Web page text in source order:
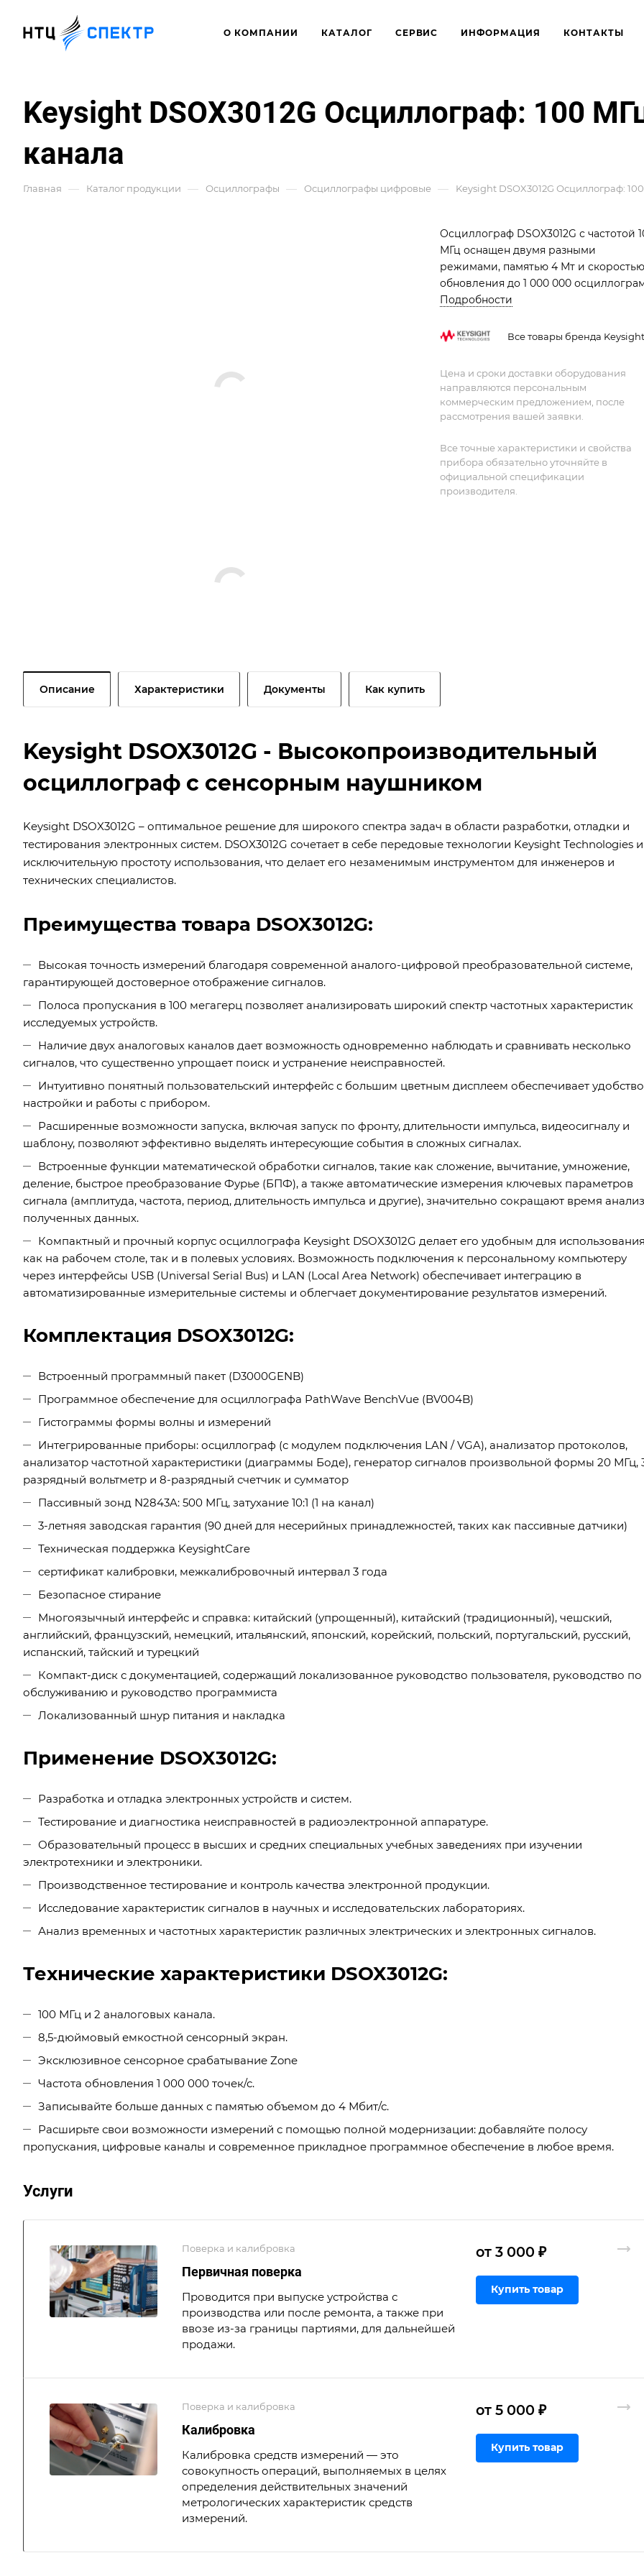
О КОМПАНИИ КАТАЛОГ СЕРВИС ИНФОРМАЦИЯ КОНТАКТЫ
Keysight DSOX3012G Осциллограф: 100
канала
Главная — Каталог продукции — Осциллографы — Осциллографы цифровые — Keysight DSOX3012G Осциллограф:
Осциллограф DSOX3012G с частотой
МГц оснащен двумя разными
режимами, памятью 4 Мт и скоростью
обновления до 1 000 000
в секунду. Он также включает в себя
дюймовый эмкостный сенсорный
обеспечение с функциями
гистограммы, осциллограммы и
измерений.
Подробности
Все товары бренда Keysight
Цена и сроки доставки оборудования
направляются персональным
коммерческим предложением, после
рассмотрения вашей заявки.
Все точные характеристики и свойства
прибора обязательно уточняйте в
официальной спецификации
производителя.
Описание Характеристики Документы Как купить
Keysight DSOX3012G - Высокопроизводительный
осциллограф с сенсорным наушником
Keysight DSOX3012G – оптимальное решение для широкого спектра задач в области разработки, отладки и
тестирования электронных систем. DSOX3012G сочетает в себе передовые технологии Keysight Technologies и
исключительную простоту использования, что делает его незаменимым инструментом для инженеров и
технических специалистов.
Преимущества товара DSOX3012G:
Высокая точность измерений благодаря современной аналого-цифровой преобразовательной системе,
гарантирующей достоверное отображение сигналов.
Полоса пропускания в 100 мегагерц позволяет анализировать широкий спектр частотных характеристик
исследуемых устройств.
Наличие двух аналоговых каналов дает возможность одновременно наблюдать и сравнивать несколько
сигналов, что существенно упрощает поиск и устранение неисправностей.
Интуитивно понятный пользовательский интерфейс с большим цветным дисплеем обеспечивает удобство
настройки и работы с прибором.
Расширенные возможности запуска, включая запуск по фронту, длительности импульса, видеосигналу и
шаблону, позволяют эффективно выделять интересующие события в сложных сигналах.
Встроенные функции математической обработки сигналов, такие как сложение, вычитание, умножение,
деление, быстрое преобразование Фурье (БПФ), а также автоматические измерения ключевых параметров
сигнала (амплитуда, частота, период, длительность импульса и другие), значительно сокращают время
полученных данных.
Компактный и прочный корпус осциллографа Keysight DSOX3012G делает его удобным для
как на рабочем столе, так и в полевых условиях. Возможность подключения к персональному компьютеру
через интерфейсы USB (Universal Serial Bus) и LAN (Local Area Network) обеспечивает интеграцию в
автоматизированные измерительные системы и облегчает документирование результатов измерений.
Комплектация DSOX3012G:
Встроенный программный пакет (D3000GENB)
Программное обеспечение для осциллографа PathWave BenchVue (BV004B)
Гистограммы формы волны и измерений
Интегрированные приборы: осциллограф (с модулем подключения LAN / VGA), анализатор протоколов,
анализатор частотной характеристики (диаграммы Боде), генератор сигналов произвольной формы 20 МГц,
разрядный вольтметр и 8-разрядный счетчик и сумматор
Пассивный зонд N2843A: 500 МГц, затухание 10:1 (1 на канал)
3-летняя заводская гарантия (90 дней для несерийных принадлежностей, таких как пассивные датчики)
Техническая поддержка KeysightCare
сертификат калибровки, межкалибровочный интервал 3 года
Безопасное стирание
Многоязычный интерфейс и справка: китайский (упрощенный), китайский (традиционный), чешский,
английский, французский, немецкий, итальянский, японский, корейский, польский, португальский, русский,
испанский, тайский и турецкий
Компакт-диск с документацией, содержащий локализованное руководство пользователя, руководство по
обслуживанию и руководство программиста
Локализованный шнур питания и накладка
Применение DSOX3012G:
Разработка и отладка электронных устройств и систем.
Тестирование и диагностика неисправностей в радиоэлектронной аппаратуре.
Образовательный процесс в высших и средних специальных учебных заведениях при изучении
электротехники и электроники.
Производственное тестирование и контроль качества электронной продукции.
Исследование характеристик сигналов в научных и исследовательских лабораториях.
Анализ временных и частотных характеристик различных электрических и электронных сигналов.
Технические характеристики DSOX3012G:
100 МГц и 2 аналоговых канала.
8,5-дюймовый емкостной сенсорный экран.
Эксклюзивное сенсорное срабатывание Zone
Частота обновления 1 000 000 точек/с.
Записывайте больше данных с памятью объемом до 4 Мбит/с.
Расширьте свои возможности измерений с помощью полной модернизации: добавляйте полосу
пропускания, цифровые каналы и современное прикладное программное обеспечение в любое время.
Услуги
Поверка и калибровка
Первичная поверка
Проводится при выпуске устройства с
производства или после ремонта, а также при
ввозе из-за границы партиями, для дальнейшей
продажи.
от 3 000 ₽
Купить товар
Поверка и калибровка
Калибровка
Калибровка средств измерений — это
совокупность операций, выполняемых в целях
определения действительных значений
метрологических характеристик средств
измерений.
от 5 000 ₽
Купить товар